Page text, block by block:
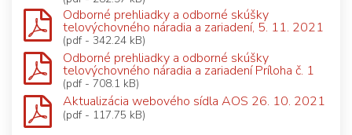
Odborné prehliadky a odborné skúšky
telovýchovného náradia a zariadení, 5. 11. 2021
(pdf - 342.24 kB)
Odborné prehliadky a odborné skúšky
telovýchovného náradia a zariadení Príloha č. 1
(pdf - 708.1 kB)
Aktualizácia webového sídla AOS 26. 10. 2021
(pdf - 117.75 kB)